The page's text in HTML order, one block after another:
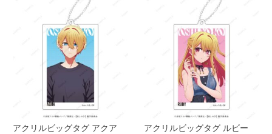
アクリルビッグタグ アクア
アクリルビッグタグ ルビー